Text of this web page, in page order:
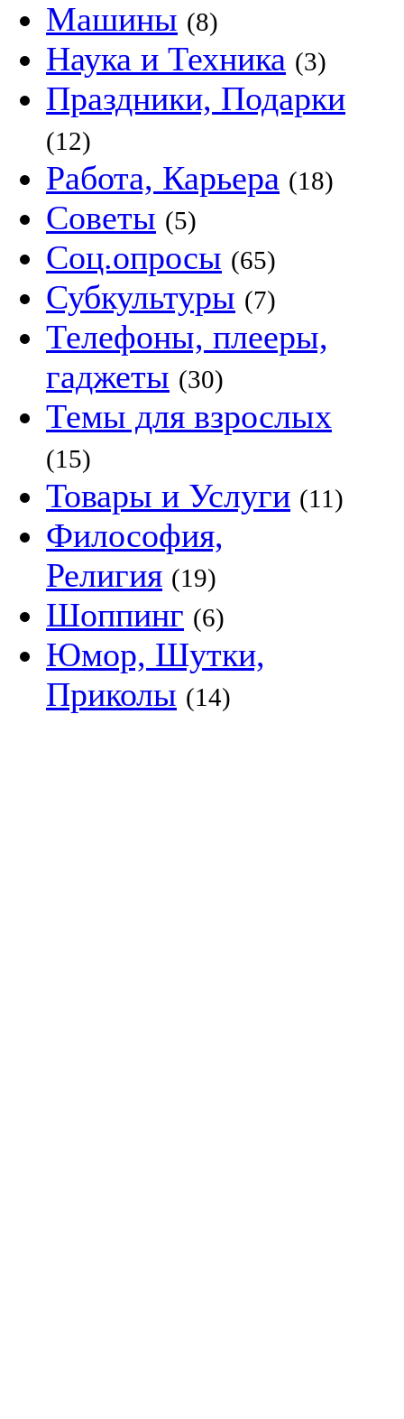
Машины (8)
Наука и Техника (3)
Праздники, Подарки
(12)
Работа, Карьера (18)
Советы (5)
Соц.опросы (65)
Субкультуры (7)
Телефоны, плееры,
гаджеты (30)
Темы для взрослых
(15)
Товары и Услуги (11)
Философия,
Религия (19)
Шоппинг (6)
Юмор, Шутки,
Приколы (14)